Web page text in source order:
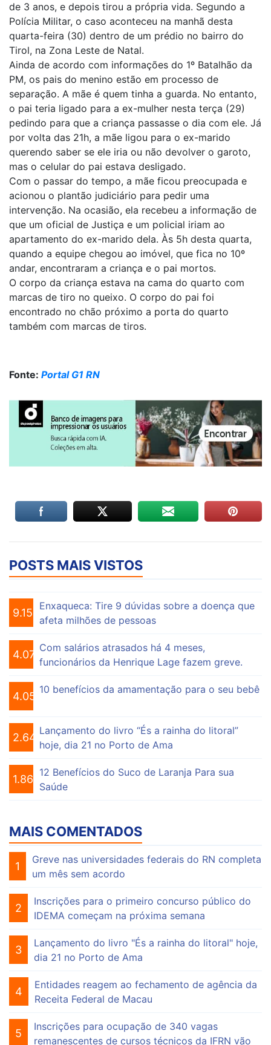
de 3 anos, e depois tirou a própria vida. Segundo a
Polícia Militar, o caso aconteceu na manhã desta
quarta-feira (30) dentro de um prédio no bairro do
Tirol, na Zona Leste de Natal.
Ainda de acordo com informações do 1º Batalhão da
PM, os pais do menino estão em processo de
separação. A mãe é quem tinha a guarda. No entanto,
o pai teria ligado para a ex-mulher nesta terça (29)
pedindo para que a criança passasse o dia com ele. Já
por volta das 21h, a mãe ligou para o ex-marido
querendo saber se ele iria ou não devolver o garoto,
mas o celular do pai estava desligado.
Com o passar do tempo, a mãe ficou preocupada e
acionou o plantão judiciário para pedir uma
intervenção. Na ocasião, ela recebeu a informação de
que um oficial de Justiça e um policial iriam ao
apartamento do ex-marido dela. Às 5h desta quarta,
quando a equipe chegou ao imóvel, que fica no 10º
andar, encontraram a criança e o pai mortos.
O corpo da criança estava na cama do quarto com
marcas de tiro no queixo. O corpo do pai foi
encontrado no chão próximo a porta do quarto
também com marcas de tiros.
Fonte: Portal G1 RN
POSTS MAIS VISTOS
9.154
Enxaqueca: Tire 9 dúvidas sobre a doença que
afeta milhões de pessoas
4.074
Com salários atrasados há 4 meses,
funcionários da Henrique Lage fazem greve.
4.055
10 benefícios da amamentação para o seu bebê
2.647
Lançamento do livro “És a rainha do litoral”
hoje, dia 21 no Porto de Ama
1.863
12 Benefícios do Suco de Laranja Para sua
Saúde
MAIS COMENTADOS
1
Greve nas universidades federais do RN completa
um mês sem acordo
2
Inscrições para o primeiro concurso público do
IDEMA começam na próxima semana
3
Lançamento do livro "És a rainha do litoral" hoje,
dia 21 no Porto de Ama
4
Entidades reagem ao fechamento de agência da
Receita Federal de Macau
5
Inscrições para ocupação de 340 vagas
remanescentes de cursos técnicos da IFRN vão